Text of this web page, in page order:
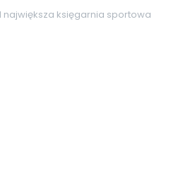
księgarnia sportowa